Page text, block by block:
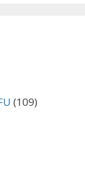
(109)